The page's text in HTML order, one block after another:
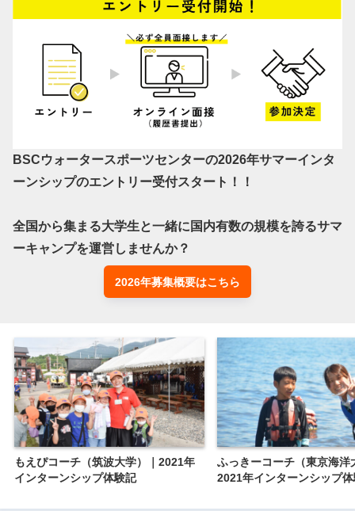
BSCウォータースポーツセンターの2026年サマーインタ
ーンシップのエントリー受付スタート！！
全国から集まる大学生と一緒に国内有数の規模を誇るサマ
2026年募集概要はこちら
もえぴコーチ（筑波大学）｜2021年
インターンシップ体験記
ふっきーコーチ（東京海洋
2021年インターンシップ